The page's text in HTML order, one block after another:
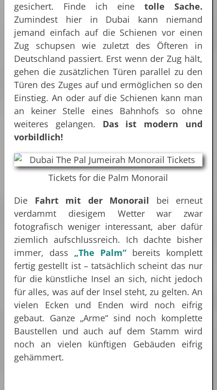
gesichert. Finde ich eine tolle Sache.
Zumindest hier in Dubai kann niemand
jemand einfach auf die Schienen vor einen
Zug schupsen wie zuletzt des Öfteren in
Deutschland passiert. Erst wenn der Zug hält,
gehen die zusätzlichen Türen parallel zu den
Türen des Zuges auf und ermöglichen so den
Einstieg. An oder auf die Schienen kann man
an keiner Stelle eines Bahnhofs so ohne
weiteres gelangen. Das ist modern und
vorbildlich!
Tickets for die Palm Monorail
Die Fahrt mit der Monorail bei erneut
verdammt diesigem Wetter war zwar
fotografisch weniger interessant, aber dafür
ziemlich aufschlussreich. Ich dachte bisher
immer, dass „The Palm“ bereits komplett
fertig gestellt ist – tatsächlich scheint das nur
für die künstliche Insel an sich, nicht jedoch
für alles, was auf der Insel steht, zu gelten. An
vielen Ecken und Enden wird noch eifrig
gebaut. Ganze „Arme“ sind noch komplette
Baustellen und auch auf dem Stamm wird
noch an vielen künftigen Gebäuden eifrig
gehämmert.